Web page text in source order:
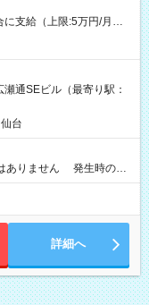
支給（上限:5万円/月・
1分単位で支給 ※研修中の
可能 ※交通費別途支給
×8時間×16日） 【試用期間】試用期間なし
通SEビル（最寄り駅：
台
ありません 発生時の残
詳細へ